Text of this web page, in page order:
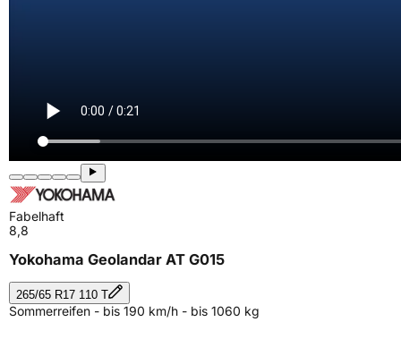
Fabelhaft
8,8
Yokohama Geolandar AT G015
265/65 R17 110 T
Sommerreifen - bis 190 km/h - bis 1060 kg